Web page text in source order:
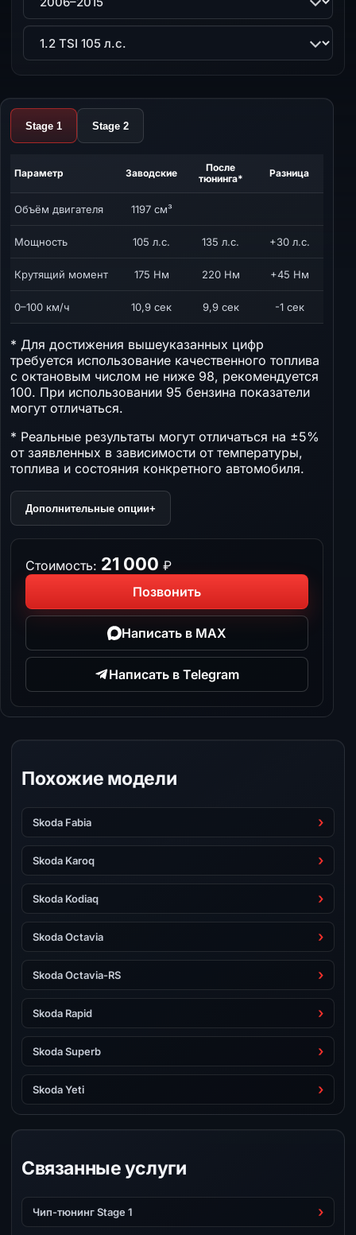
Двигатель
Stage 1 Stage 2
Параметр Заводские
После
тюнинга*
Разница
Объём двигателя 1197 см³
Мощность 105 л.с. 135 л.с. +30 л.с.
Крутящий момент 175 Нм 220 Нм +45 Нм
0–100 км/ч 10,9 сек 9,9 сек -1 сек
* Для достижения вышеуказанных цифр
требуется использование качественного топлива
с октановым числом не ниже 98, рекомендуется
100. При использовании 95 бензина показатели
могут отличаться.
* Реальные результаты могут отличаться на ±5%
от заявленных в зависимости от температуры,
топлива и состояния конкретного автомобиля.
Дополнительные опции+
Стоимость: 21 000 ₽
Позвонить
Написать в MAX
Написать в Telegram
Похожие модели
Skoda Fabia
Skoda Karoq
Skoda Kodiaq
Skoda Octavia
Skoda Octavia-RS
Skoda Rapid
Skoda Superb
Skoda Yeti
Связанные услуги
Чип-тюнинг Stage 1